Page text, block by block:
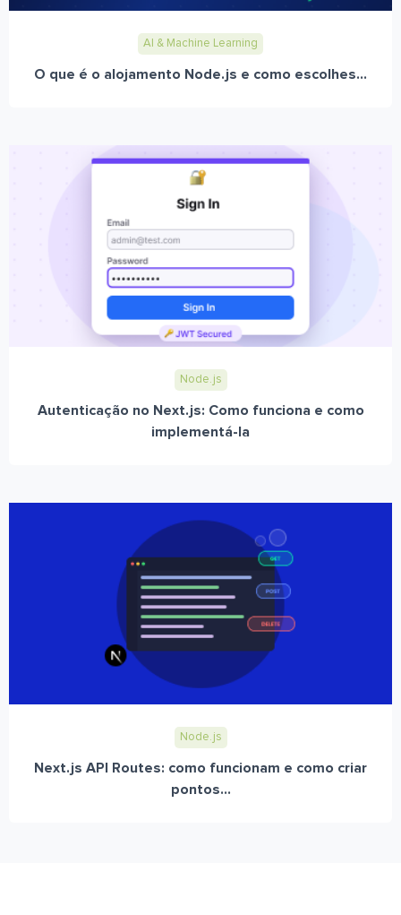
AI & Machine Learning
O que é o alojamento Node.js e como escolhes...
Node.js
Autenticação no Next.js: Como funciona e como
implementá-la
Node.js
Next.js API Routes: como funcionam e como criar
pontos...